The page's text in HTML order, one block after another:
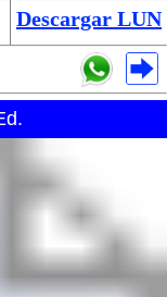
Descargar LUN